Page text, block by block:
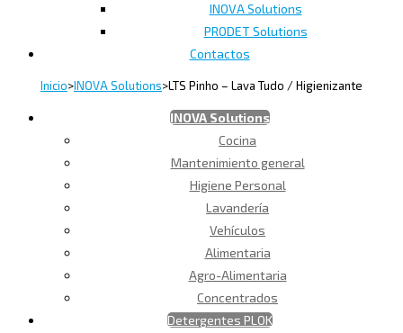
INOVA Solutions
PRODET Solutions
Contactos
Inicio>INOVA Solutions>LTS Pinho – Lava Tudo / Higienizante
INOVA Solutions
Cocina
Mantenimiento general
Higiene Personal
Lavandería
Vehículos
Alimentaria
Agro-Alimentaria
Concentrados
Detergentes PLOK